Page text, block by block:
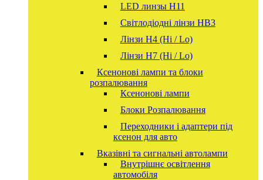
LED линзы H11
Світлодіодні лінзи HB3
Лінзи Н4 (Hi / Lo)
Лінзи Н7 (Hi / Lo)
Ксенонові лампи та блоки
розпалювання
Ксенонові лампи
Блоки Розпалювання
Переходники і адаптери під
ксенон для авто
Вказівні та сигнальні автолампи
Внутрішнє освітлення
автомобіля